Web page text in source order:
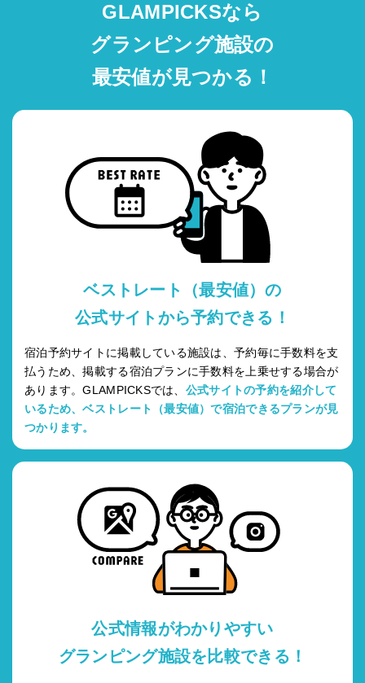
GLAMPICKSなら
グランピング施設の
最安値が見つかる！
ベストレート（最安値）の
公式サイトから予約できる！
宿泊予約サイトに掲載している施設は、予約毎に手数料を支
払うため、掲載する宿泊プランに手数料を上乗せする場合が
あります。GLAMPICKSでは、 公式サイトの予約を紹介して
いるため、ベストレート（最安値）で宿泊できるプランが見
つかります。
公式情報がわかりやすい
グランピング施設を比較できる！